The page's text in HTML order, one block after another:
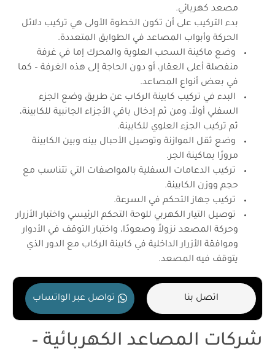
مصعد كهربائي.
بدء التركيب على أن تكون الخطوة الأولى هي تركيب دلائل
الحركة وأبواب المصاعد في الطوابق المتعددة.
وضع ماكينة السحب العلوية والمحرك إما في غرفة
منفصلة أعلى العقار، أو دون الحاجة إلى هذه الغرفة – كما
في بعض أنواع المصاعد.
البدء في تركيب كابينة الركاب عن طريق وضع الجزء
السفلي أولاً، ومن ثم إدخال باقي الأجزاء الجانبية للكابينة،
ثم تركيب الجزء العلوي للكابينة.
وضع ثقل الموازنة وتوصيل الأحبال بينه وبين الكابينة
مرورًا بماكينة الجر.
تركيب الدعامات السفلية بالمواصفات التي تتناسب مع
حجم ووزن الكابينة.
تركيب جهاز التحكم في السرعة.
توصيل التيار الكهربي للوحة التحكم الرئيسي واختبار الأزرار
وحركة المصعد نزولاً وصعودًا، واختبار التوقف في الأدوار
وموافقة الأزرار الداخلية في كابينة الركاب مع الدور الذي
يتوقف فيه المصعد.
اتصل بنا تواصل عبر الواتساب
شركات المصاعد الكهربائية –